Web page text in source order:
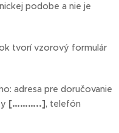
podobe a nie je
tvorí vzorový formulár
adresa pre doručovanie
[………..], telefón